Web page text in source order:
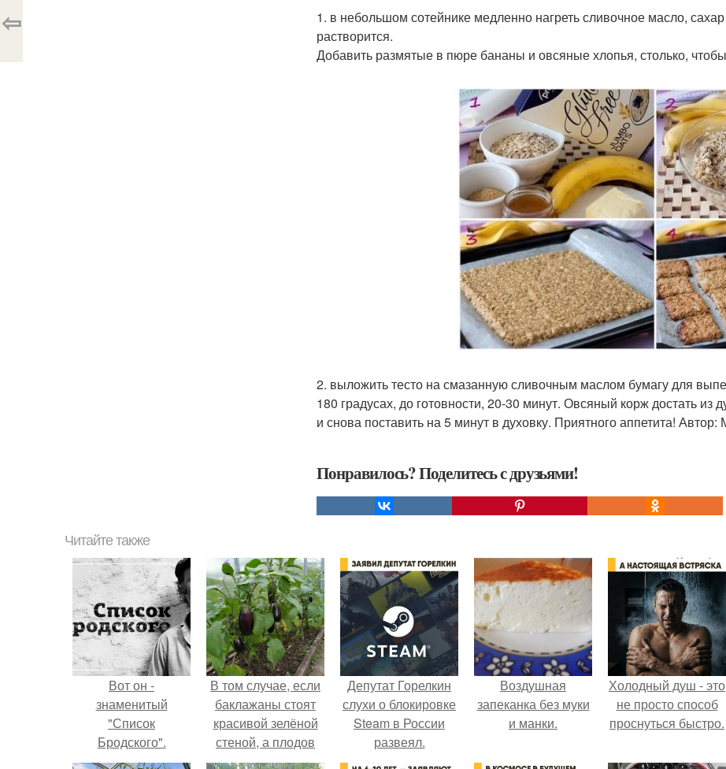
1. в небольшом сотейнике медленно нагреть сливочное масло,
растворится.
Добавить размятые в пюре бананы и овсяные хлопья, столько,
2. выложить тесто на смазанную сливочным маслом бумагу для
180 градусах, до готовности, 20-30 минут. Овсяный корж достать из
и снова поставить на 5 минут в духовку. Приятного аппетита!
Понравилось? Поделитесь с друзьями!
⇦
Читайте также
Вот он -
знаменитый
"Список
Бродского".
В том случае, если
баклажаны стоят
красивой зелёной
стеной, а плодов
почти не видно -
Депутат Горелкин
слухи о блокировке
Steam в России
развеял.
Воздушная
запеканка без муки
и манки.
Холодный душ - это
не просто способ
проснуться быстро.